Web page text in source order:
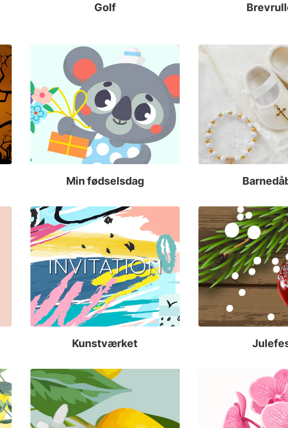
Golf
Min fødselsdag
Kunstværket